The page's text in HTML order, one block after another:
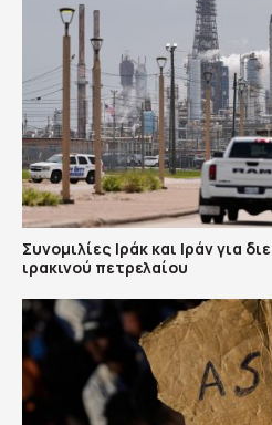
Συνομιλίες Ιράκ και Ιράν για
ιρακινού πετρελαίου